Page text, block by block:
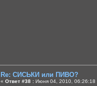
Re: СИСЬКИ или ПИВО?
« Ответ #38 : Июня 04, 2010, 06:26:18